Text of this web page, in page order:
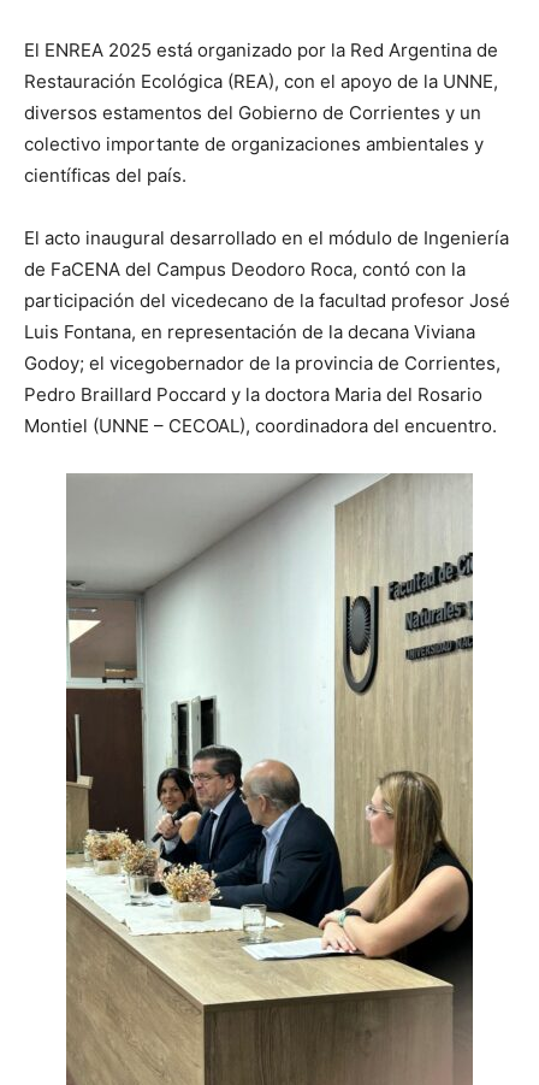
El ENREA 2025 está organizado por la Red Argentina de
Restauración Ecológica (REA), con el apoyo de la UNNE,
diversos estamentos del Gobierno de Corrientes y un
colectivo importante de organizaciones ambientales y
científicas del país.
El acto inaugural desarrollado en el módulo de Ingeniería
de FaCENA del Campus Deodoro Roca, contó con la
participación del vicedecano de la facultad profesor José
Luis Fontana, en representación de la decana Viviana
Godoy; el vicegobernador de la provincia de Corrientes,
Pedro Braillard Poccard y la doctora Maria del Rosario
Montiel (UNNE – CECOAL), coordinadora del encuentro.